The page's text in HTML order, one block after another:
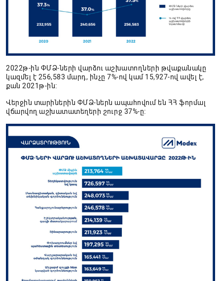
2022թ-ին ՓՄՁ-ների վարձու աշխատողների թվաքանակը
կազմել է 256,583 մարդ, ինչը 7%-ով կամ 15,927-ով ավել է,
քան 2021թ-ին։
Վերջին տարիներին ՓՄՁ-ներն ապահովում են ՀՀ ֆորմալ
վճարվող աշխատատեղերի շուրջ 37%-ը: